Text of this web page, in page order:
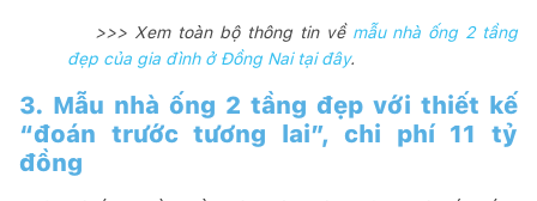
>>> Xem toàn bộ thông tin về mẫu nhà ống 2 tầng
đẹp của gia đình ở Đồng Nai tại đây.
3. Mẫu nhà ống 2 tầng đẹp với thiết kế
“đoán trước tương lai”, chi phí 11 tỷ
đồng